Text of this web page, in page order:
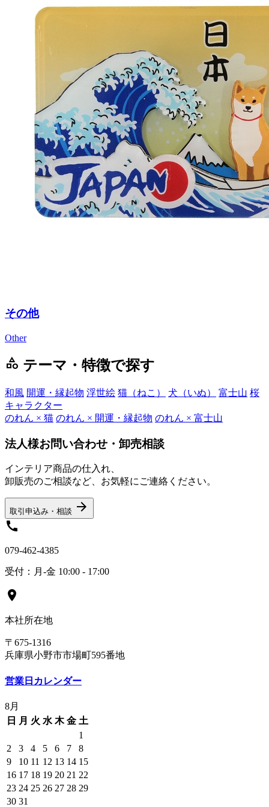
その他
Other
category テーマ・特徴で探す
和風 開運・縁起物 浮世絵 猫（ねこ） 犬（いぬ） 富士山 桜
キャラクター
のれん × 猫 のれん × 開運・縁起物 のれん × 富士山
法人様お問い合わせ・卸売相談
インテリア商品の仕入れ、
卸販売のご相談など、お気軽にご連絡ください。
取引申込み・相談 arrow_forward
call
079-462-4385
受付：月-金 10:00 - 17:00
location_on
本社所在地
〒675-1316
兵庫県小野市市場町595番地
営業日カレンダー
8月
日
月 火 水 木 金 土
1
2
3 4 5 6 7
8
9
10 11 12 13 14 15
16 17 18 19 20 21 22
23 24 25 26 27 28 29
30 31